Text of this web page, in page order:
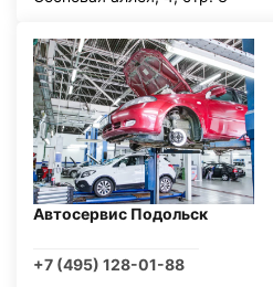
Автосервис Подольск
+7 (495) 128-01-88